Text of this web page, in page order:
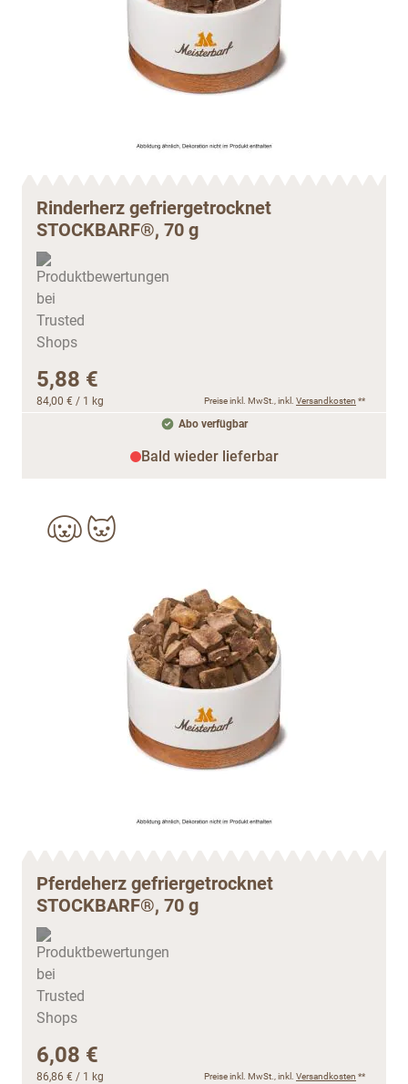
Rinderherz gefriergetrocknet
STOCKBARF®, 70 g
5,88 €
84,00 € / 1 kg Preise inkl. MwSt., inkl. Versandkosten **
Abo verfügbar
Bald wieder lieferbar
Pferdeherz gefriergetrocknet
STOCKBARF®, 70 g
6,08 €
86,86 € / 1 kg Preise inkl. MwSt., inkl. Versandkosten **